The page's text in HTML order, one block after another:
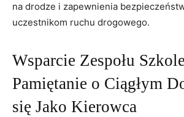
na drodze i zapewnienia
‍uczestnikom ⁣ruchu ⁣drogowego.
Wsparcie Zespołu
Pamiętanie o Ciągłym
się Jako Kierowca